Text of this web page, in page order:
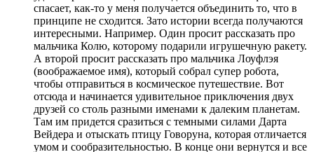
спасает, как-то у меня получается объединить то, что в
принципе не сходится. Зато истории всегда получаются
интересными. Например. Один просит рассказать про
мальчика Колю, которому подарили игрушечную ракету.
А второй просит рассказать про мальчика Лоуфлэя
(воображаемое имя), который собрал супер робота,
чтобы отправиться в космическое путешествие. Вот
отсюда и начинается удивительное приключения двух
друзей со столь разными именами к далеким планетам.
Там им придется сразиться с темными силами Дарта
Вейдера и отыскать птицу Говоруна, которая отличается
умом и сообразительностью. В конце они вернутся и все